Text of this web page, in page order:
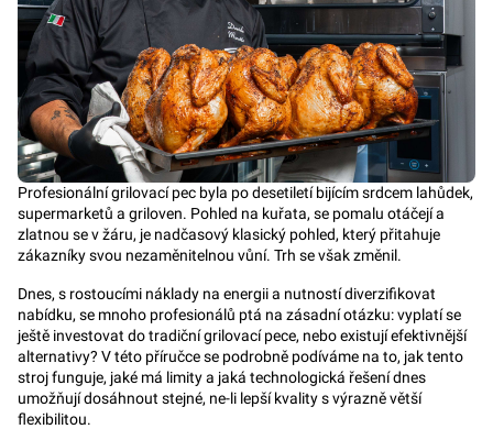
Profesionální grilovací pec byla po desetiletí bijícím srdcem lahůdek,
supermarketů a griloven. Pohled na kuřata, se pomalu otáčejí a
zlatnou se v žáru, je nadčasový klasický pohled, který přitahuje
zákazníky svou nezaměnitelnou vůní. Trh se však změnil.
Dnes, s rostoucími náklady na energii a nutností diverzifikovat
nabídku, se mnoho profesionálů ptá na zásadní otázku: vyplatí se
ještě investovat do tradiční grilovací pece, nebo existují efektivnější
alternativy? V této příručce se podrobně podíváme na to, jak tento
stroj funguje, jaké má limity a jaká technologická řešení dnes
umožňují dosáhnout stejné, ne-li lepší kvality s výrazně větší
flexibilitou.